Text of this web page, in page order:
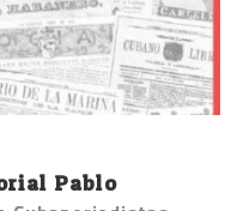
Pablo